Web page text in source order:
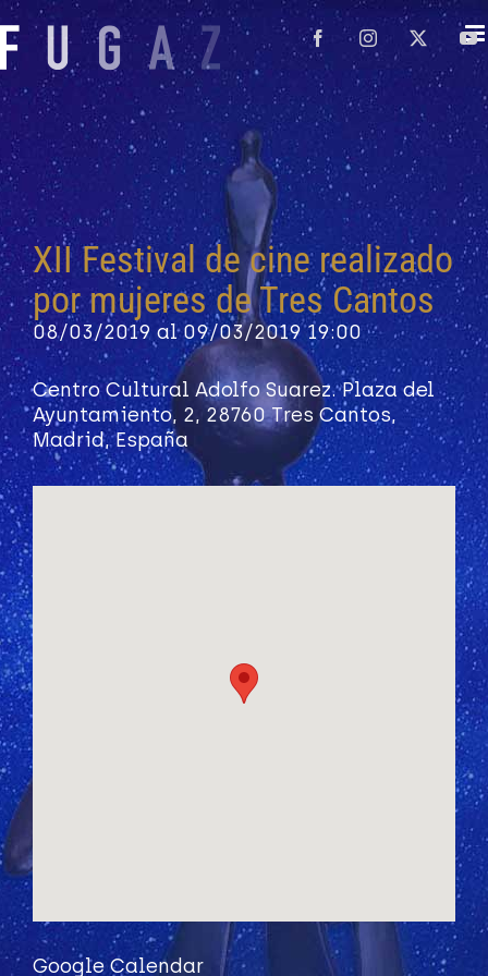
Saltar
al
contenido
FacebookInstagram
XII Festival de cine realizado
por mujeres de Tres Cantos
08/03/2019 al 09/03/2019 19:00
Centro Cultural Adolfo Suarez. Plaza del
Ayuntamiento, 2, 28760 Tres Cantos,
Madrid, España
Google Calendar